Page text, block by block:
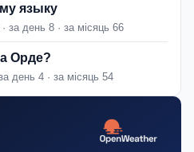
языку
за день 8 · за місяць 66
Орде?
день 4 · за місяць 54